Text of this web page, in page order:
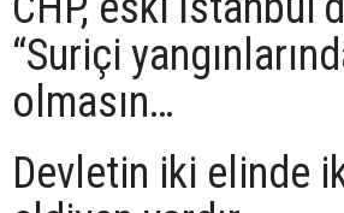
“Suriçi
olmasın…
Devletin iki elinde